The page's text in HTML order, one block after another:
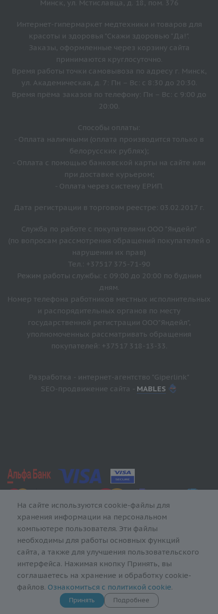
Минск, ул. Мстиславца, д. 18, пом. 376
Интернет-гипермаркет медтехники и товаров для
красоты и здоровья "Скажи здоровью "Да!".
Заказы, оформленные через корзину сайта
принимаются круглосуточно.
Время работы точки самовывоза по адресу г. Минск,
ул. Академическая, д. 7: Пн – Вс: с 8:30 до 20:30.
Время прёма заказов по телефону: Пн – Вс: с 9:00 до
20:00.
Способы оплаты:
- Оплата наличными (оплата производится только в
белорусских рублях);
- Оплата с помощью банковской карты на сайте или
при доставке курьером;
- Оплата через систему ЕРИП.
Дата регистрации в торговом реестре: 03.02.2017 г.
Служба по работе с покупателями ООО "Яндейл"
(по вопросам рассмотрения обращений покупателей о
нарушении их прав)
Тел.: +37517 375-71-90
Режим работы службы: с 09:00 до 20:00 по будним
дням.
Номер телефона работников местных исполнительных
и распорядительных органов по месту
государственной регистрации ООО"Яндейл",
уполномоченных рассматривать обращения
покупателей: +37517 318-13-33.
Разработка - интернет-агентство "Giperlink"
SEO-продвижение сайта - MABLES
На сайте используются cookie-файлы для
хранения информации на персональном
компьютере пользователя. Эти файлы
необходимы для работы основных функций
сайта, а также для улучшения пользовательского
интерфейса. Нажимая кнопку Принять, вы
соглашаетесь на хранение и обработку cookie-
файлов. Ознакомиться с политикой cookie.
Принять Подробнее